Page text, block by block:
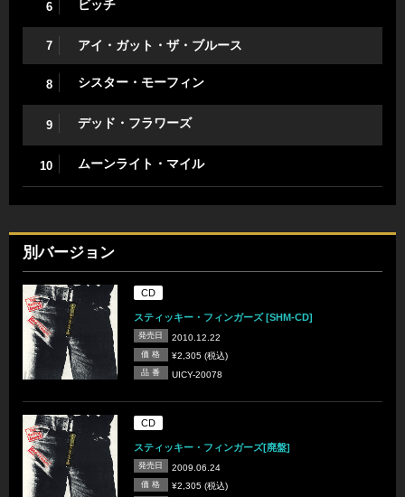
6 ビッチ
7 アイ・ガット・ザ・ブルース
8 シスター・モーフィン
9 デッド・フラワーズ
10 ムーンライト・マイル
別バージョン
CD
スティッキー・フィンガーズ [SHM-CD]
発売日 2010.12.22
価 格 ¥2,305 (税込)
品 番 UICY-20078
CD
スティッキー・フィンガーズ[廃盤]
発売日 2009.06.24
価 格 ¥2,305 (税込)